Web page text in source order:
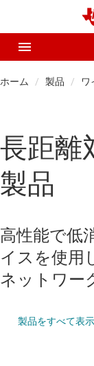
ホーム 製品 ワ
長距離
製品
高性能で低
イスを使用
ネットワー
製品をすべて表示